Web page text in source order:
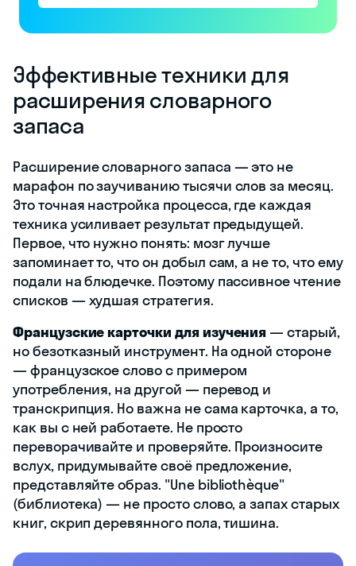
Эффективные техники для
расширения словарного
запаса
Расширение словарного запаса — это не
марафон по заучиванию тысячи слов за месяц.
Это точная настройка процесса, где каждая
техника усиливает результат предыдущей.
Первое, что нужно понять: мозг лучше
запоминает то, что он добыл сам, а не то, что ему
подали на блюдечке. Поэтому пассивное чтение
списков — худшая стратегия.
Французские карточки для изучения— старый,
но безотказный инструмент. На одной стороне
— французское слово с примером
употребления, на другой — перевод и
транскрипция. Но важна не сама карточка, а то,
как вы с ней работаете. Не просто
переворачивайте и проверяйте. Произносите
вслух, придумывайте своё предложение,
представляйте образ. "Une bibliothèque"
(библиотека) — не просто слово, а запах старых
книг, скрип деревянного пола, тишина.